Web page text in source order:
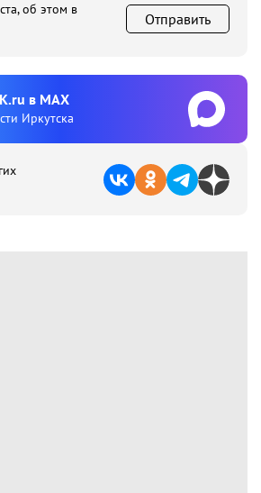
об этом в
Отправить
в MAX
Иркутска